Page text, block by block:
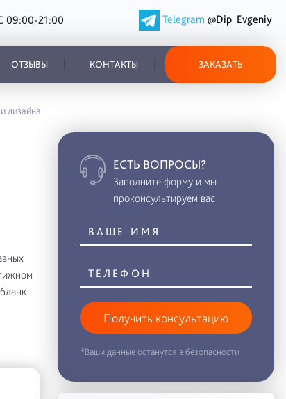
09:00-21:00 Telegram @Dip_Evgeniy
ОТЗЫВЫ КОНТАКТЫ ЗАКАЗАТЬ
дизайна
ЕСТЬ ВОПРОСЫ?
Заполните форму и мы
проконсультируем вас
Получить консультацию
*Ваши данные останутся в безопасности